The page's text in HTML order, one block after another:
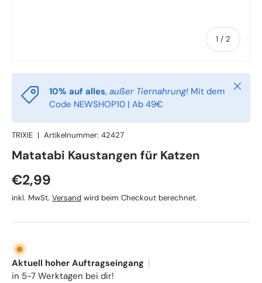
1 / von
2
10% auf alles, außer Tiernahrung! Mit dem
Code NEWSHOP10 | Ab 49€
TRIXIE | Artikelnummer: 42427
TRIXIE
Matatabi Kaustangen für Katzen
Normaler Preis
€2,99
inkl. MwSt. Versand wird beim Checkout berechnet.
Aktuell hoher Auftragseingang
in 5-7 Werktagen bei dir!